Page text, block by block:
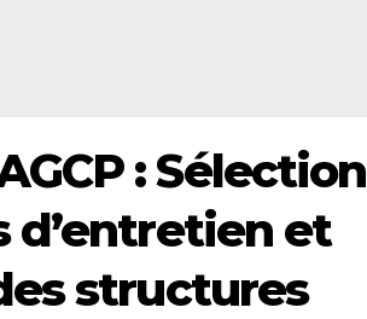
: Sélection
d’entretien et
structures